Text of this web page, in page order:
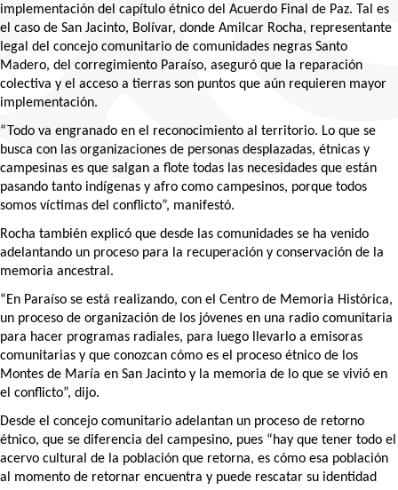
implementación del capítulo étnico del Acuerdo Final de Paz. Tal es
el caso de San Jacinto, Bolívar, donde Amilcar Rocha, representante
legal del concejo comunitario de comunidades negras Santo
Madero, del corregimiento Paraíso, aseguró que la reparación
colectiva y el acceso a tierras son puntos que aún requieren mayor
implementación.
“Todo va engranado en el reconocimiento al territorio. Lo que se
busca con las organizaciones de personas desplazadas, étnicas y
campesinas es que salgan a flote todas las necesidades que están
pasando tanto indígenas y afro como campesinos, porque todos
somos víctimas del conflicto”, manifestó.
Rocha también explicó que desde las comunidades se ha venido
adelantando un proceso para la recuperación y conservación de la
memoria ancestral.
“En Paraíso se está realizando, con el Centro de Memoria Histórica,
un proceso de organización de los jóvenes en una radio comunitaria
para hacer programas radiales, para luego llevarlo a emisoras
comunitarias y que conozcan cómo es el proceso étnico de los
Montes de María en San Jacinto y la memoria de lo que se vivió en
el conflicto”, dijo.
Desde el concejo comunitario adelantan un proceso de retorno
étnico, que se diferencia del campesino, pues “hay que tener todo el
acervo cultural de la población que retorna, es cómo esa población
al momento de retornar encuentra y puede rescatar su identidad